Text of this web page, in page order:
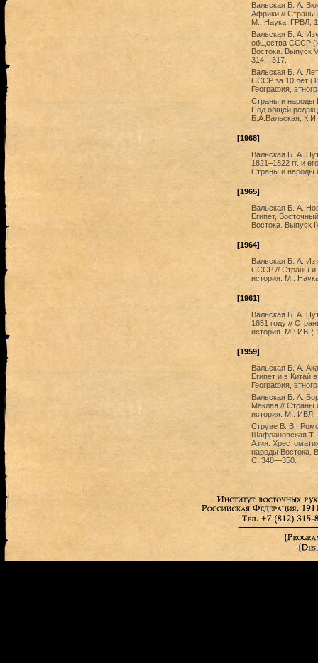
Вальская Б. А.
Африки // Страны
М.: Наука, ГРВЛ,
Вальская Б. А.
общества СССР
Востока. Выпуск
314—317.
Вальская Б. А.
СССР за 10 лет
География,
Страны и народы
Под общей
Б.А.Вальская,
[1968]
Вальская Б. А.
1821–1822 гг. и
Страны и народы
[1965]
Вальская Б. А.
Египет,
Востока. Выпуск
[1964]
Вальская Б. А. Из
СССР // Страны и
история. М.:
[1961]
Вальская Б. А.
1851 году //
история. М.: ИВР,
[1959]
Вальская Б. А.
Египет и в Китай
География,
Вальская Б. А.
Маклая // Страны
история. М.: ИВЛ,
Струве В. В.,
Шафрановская Т.
Азия.
народы Востока.
С. 348—350.